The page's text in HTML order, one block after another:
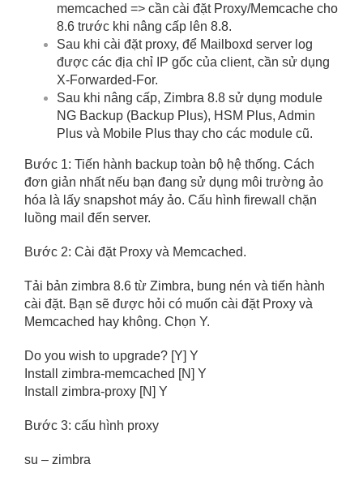
memcached => cần cài đặt Proxy/Memcache cho
8.6 trước khi nâng cấp lên 8.8.
Sau khi cài đặt proxy, để Mailboxd server log
được các địa chỉ IP gốc của client, cần sử dụng
X-Forwarded-For.
Sau khi nâng cấp, Zimbra 8.8 sử dụng module
NG Backup (Backup Plus), HSM Plus, Admin
Plus và Mobile Plus thay cho các module cũ.
Bước 1: Tiến hành backup toàn bộ hệ thống. Cách
đơn giản nhất nếu bạn đang sử dụng môi trường ảo
hóa là lấy snapshot máy ảo. Cấu hình firewall chặn
luồng mail đến server.
Bước 2: Cài đặt Proxy và Memcached.
Tải bản zimbra 8.6 từ Zimbra, bung nén và tiến hành
cài đặt. Bạn sẽ được hỏi có muốn cài đặt Proxy và
Memcached hay không. Chọn Y.
Do you wish to upgrade? [Y] Y
Install zimbra-memcached [N] Y
Install zimbra-proxy [N] Y
Bước 3: cấu hình proxy
su – zimbra